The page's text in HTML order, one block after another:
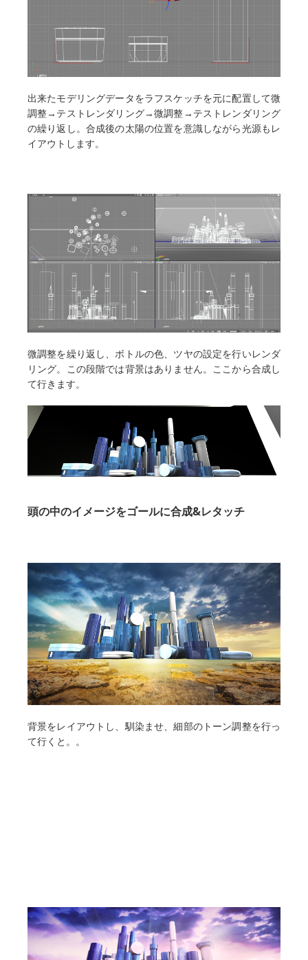
出来たモデリングデータをラフスケッチを元に配置して微
調整→テストレンダリング→微調整→テストレンダリング
の繰り返し。合成後の太陽の位置を意識しながら光源もレ
イアウトします。
微調整を繰り返し、ボトルの色、ツヤの設定を行いレンダ
リング。この段階では背景はありません。ここから合成し
て行きます。
頭の中のイメージをゴールに合成&レタッチ
背景をレイアウトし、馴染ませ、細部のトーン調整を行っ
て行くと。。